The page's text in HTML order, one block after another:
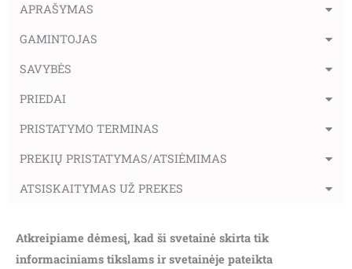
APRAŠYMAS
GAMINTOJAS
SAVYBĖS
PRIEDAI
PRISTATYMO TERMINAS
PREKIŲ PRISTATYMAS/ATSIĖMIMAS
ATSISKAITYMAS UŽ PREKES
Atkreipiame dėmesį, kad ši svetainė skirta tik
informaciniams tikslams ir svetainėje pateikta